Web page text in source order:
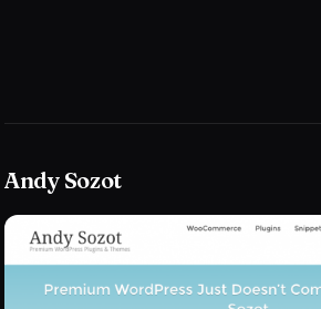
Andy Sozot